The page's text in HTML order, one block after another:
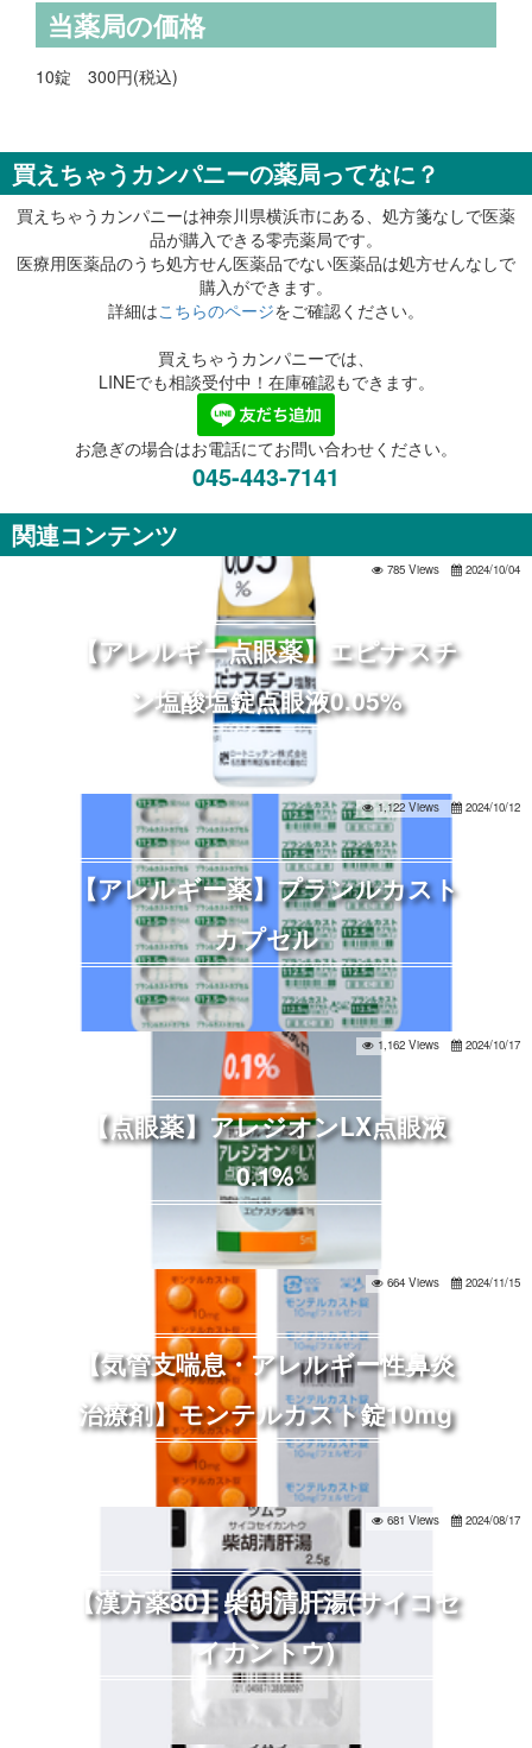
当薬局の価格
10錠 300円(税込)
買えちゃうカンパニーの薬局ってなに？
買えちゃうカンパニーは神奈川県横浜市にある、処方箋なしで医薬
品が購入できる零売薬局です。
医療用医薬品のうち処方せん医薬品でない医薬品は処方せんなしで
購入ができます。
詳細はこちらのページをご確認ください。
買えちゃうカンパニーでは、
LINEでも相談受付中！在庫確認もできます。
お急ぎの場合はお電話にてお問い合わせください。
045-443-7141
関連コンテンツ
【アレルギー点眼薬】エピナスチ
ン塩酸塩錠点眼液0.05%
785 Views 2024/10/04
【アレルギー薬】プランルカスト
カプセル
1,122 Views 2024/10/12
【点眼薬】アレジオンLX点眼液
0.1%
1,162 Views 2024/10/17
【気管支喘息・アレルギー性鼻炎
治療剤】モンテルカスト錠10mg
664 Views 2024/11/15
【漢方薬80】柴胡清肝湯(サイコセ
イカントウ)
681 Views 2024/08/17